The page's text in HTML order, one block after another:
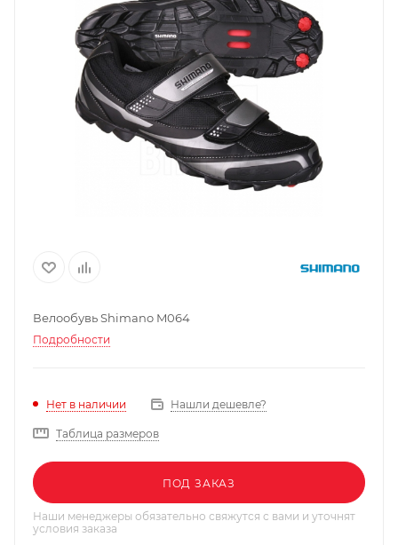
Велообувь Shimano M064
Подробности
Нет в наличии Нашли дешевле?
Таблица размеров
ПОД ЗАКАЗ
Наши менеджеры обязательно свяжутся с вами и уточнят
условия заказа